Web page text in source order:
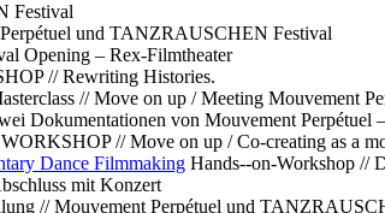
Festival
und TANZRAUSCHEN Festival
Opening – Rex-Filmtheater
// Rewriting Histories.
// Move on up / Meeting Mouvement
Dokumentationen von Mouvement Perpétuel
WORKSHOP // Move on up / Co-creating as a
Dance Filmmaking Hands--on-Workshop //
mit Konzert
// Mouvement Perpétuel und